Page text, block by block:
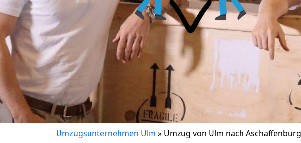
Umzugsunternehmen Ulm » Umzug von Ulm nach Aschaffenburg